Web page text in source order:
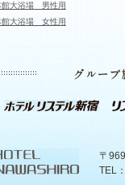
館大浴場 男性用
館大浴場 女性用
〒
TEL